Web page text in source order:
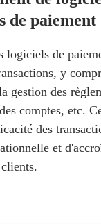
de paiement
logiciels de
y
gestion des
comptes, etc.
des
et